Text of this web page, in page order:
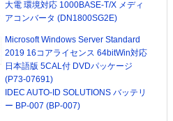
大電 環境対応 1000BASE-T/X メディ
アコンバータ (DN1800SG2E)
Microsoft Windows Server Standard
2019 16コアライセンス 64bitWin対応
日本語版 5CAL付 DVDパッケージ
(P73-07691)
IDEC AUTO-ID SOLUTIONS バッテリ
ー BP-007 (BP-007)